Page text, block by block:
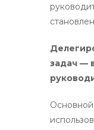
задач —